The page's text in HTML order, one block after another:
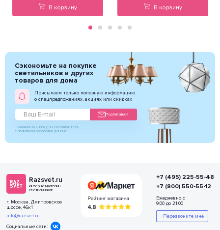
В корзину В корзину
Сэкономьте на покупке
светильников и других
товаров для дома
Присылаем только полезную информацию
о спецпредложениях, акциях или скидках
Подписаться
Нажимая на кнопку Вы соглашаетесь
с политикой обработки данных
Razsvet.ru
Интернет-магазин
светильников
г. Москва, Дмитровское
шоссе, 46к1
info@razsvet.ru
Социальные сети:
+7 (495) 225-55-48
+7 (800) 550-55-12
Ежедневно с
9:00 до 21:00
Перезвоните мне